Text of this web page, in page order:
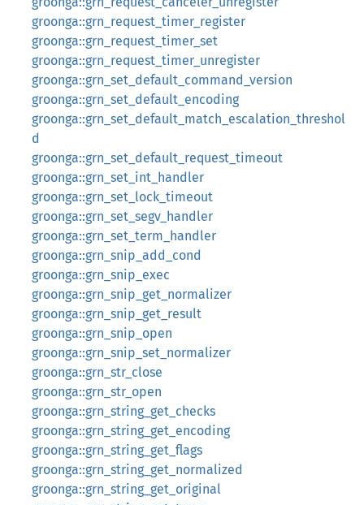
groonga::grn_request_timer_register
groonga::grn_request_timer_set
groonga::grn_request_timer_unregister
groonga::grn_set_default_command_version
groonga::grn_set_default_encoding
groonga::grn_set_default_match_escalation_threshol
d
groonga::grn_set_default_request_timeout
groonga::grn_set_int_handler
groonga::grn_set_lock_timeout
groonga::grn_set_segv_handler
groonga::grn_set_term_handler
groonga::grn_snip_add_cond
groonga::grn_snip_exec
groonga::grn_snip_get_normalizer
groonga::grn_snip_get_result
groonga::grn_snip_open
groonga::grn_snip_set_normalizer
groonga::grn_str_close
groonga::grn_str_open
groonga::grn_string_get_checks
groonga::grn_string_get_encoding
groonga::grn_string_get_flags
groonga::grn_string_get_normalized
groonga::grn_string_get_original